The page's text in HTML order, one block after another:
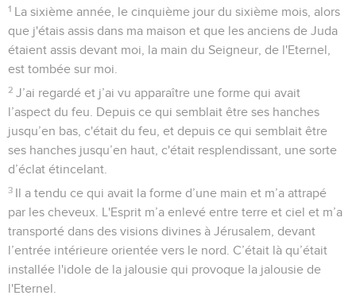
1 La sixième année, le cinquième jour du sixième mois, alors
que j'étais assis dans ma maison et que les anciens de Juda
étaient assis devant moi, la main du Seigneur, de l'Eternel,
est tombée sur moi.
2 J’ai regardé et j’ai vu apparaître une forme qui avait
l’aspect du feu. Depuis ce qui semblait être ses hanches
jusqu’en bas, c'était du feu, et depuis ce qui semblait être
ses hanches jusqu’en haut, c'était resplendissant, une sorte
d’éclat étincelant.
3 Il a tendu ce qui avait la forme d’une main et m’a attrapé
par les cheveux. L'Esprit m’a enlevé entre terre et ciel et m’a
transporté dans des visions divines à Jérusalem, devant
l’entrée intérieure orientée vers le nord. C’était là qu’était
installée l'idole de la jalousie qui provoque la jalousie de
l'Eternel.